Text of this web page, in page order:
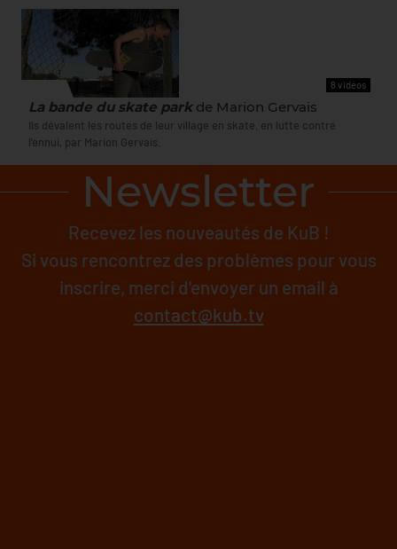
8 vidéos
La bande du skate parkde Marion Gervais
Ils dévalent les routes de leur village en skate, en lutte contre
l'ennui, par Marion Gervais.
Newsletter
Recevez les nouveautés de KuB !
Si vous rencontrez des problèmes pour vous
inscrire, merci d'envoyer un email à
contact@kub.tv